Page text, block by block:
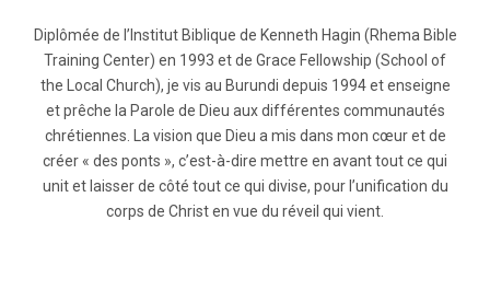
Diplômée de l’Institut Biblique de Kenneth Hagin (Rhema Bible
Training Center) en 1993 et de Grace Fellowship (School of
the Local Church), je vis au Burundi depuis 1994 et enseigne
et prêche la Parole de Dieu aux différentes communautés
chrétiennes. La vision que Dieu a mis dans mon cœur et de
créer « des ponts », c’est-à-dire mettre en avant tout ce qui
unit et laisser de côté tout ce qui divise, pour l’unification du
corps de Christ en vue du réveil qui vient.